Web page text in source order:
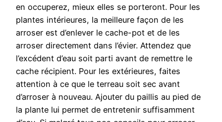
en occuperez, mieux elles se porteront. Pour les
plantes intérieures, la meilleure façon de les
arroser est d’enlever le cache-pot et de les
arroser directement dans l’évier. Attendez que
l’excédent d’eau soit parti avant de remettre le
cache récipient. Pour les extérieures, faites
attention à ce que le terreau soit sec avant
d’arroser à nouveau. Ajouter du paillis au pied de
la plante lui permet de entretenir suffisamment